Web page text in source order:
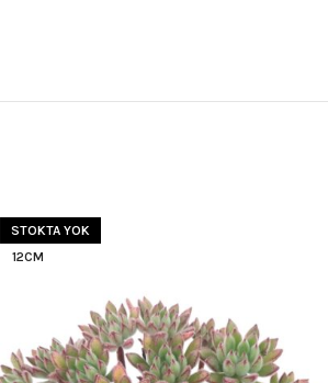
STOKTA YOK
12CM